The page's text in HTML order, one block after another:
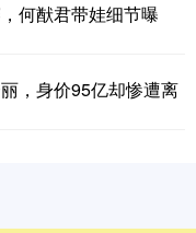
何猷君带娃细节曝
，身价95亿却惨遭离